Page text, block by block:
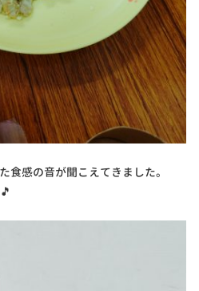
食感の音が聞こえてきました。